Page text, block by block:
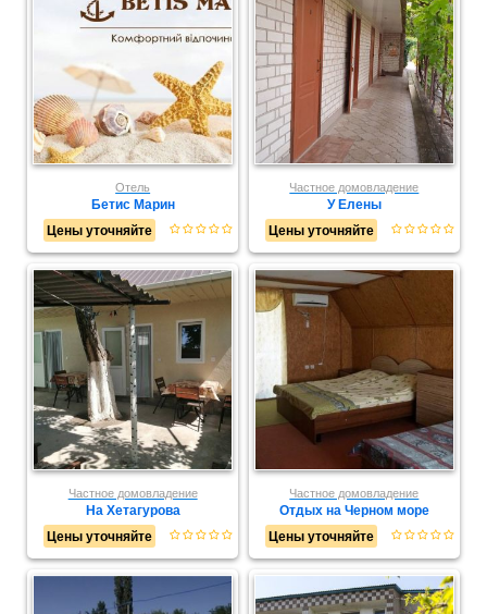
Отель
Бетис Марин
Цены уточняйте
Частное домовладение
У Елены
Цены уточняйте
Частное домовладение
На Хетагурова
Цены уточняйте
Частное домовладение
Отдых на Черном море
Цены уточняйте